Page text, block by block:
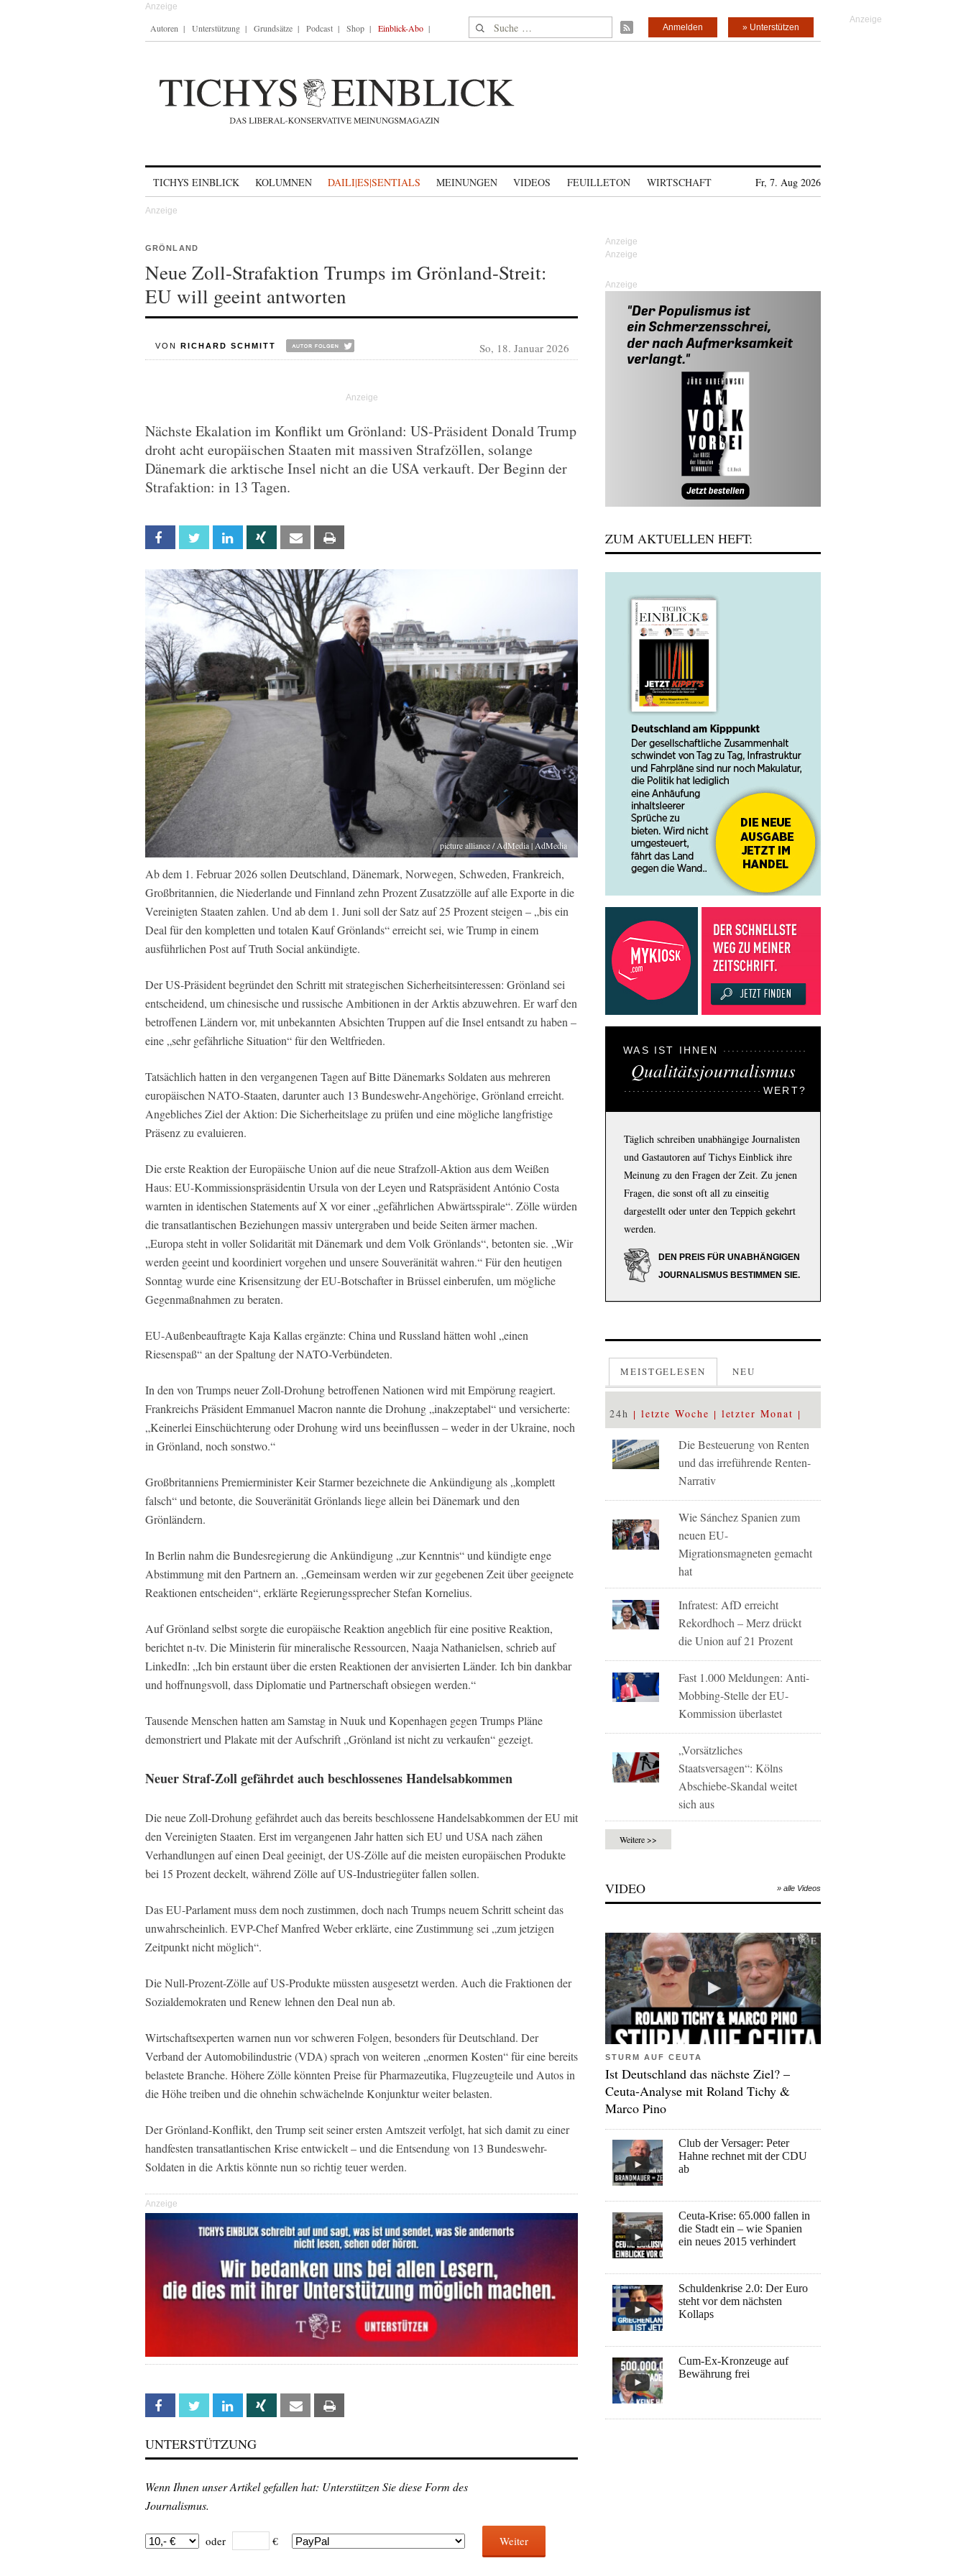
Autoren Unterstützung Grundsätze Podcast Shop Einblick-Abo Suche nach: » Unterstützen
Anmelden
TICHYS EINBLICK KOLUMNEN DAILI|ES|SENTIALS MEINUNGEN VIDEOS FEUILLETON WIRTSCHAFT Fr, 7. Aug 2026
GRÖNLAND
Neue Zoll-Strafaktion Trumps im Grönland-Streit:
EU will geeint antworten
VON RICHARD SCHMITT So, 18. Januar 2026
Nächste Ekalation im Konflikt um Grönland: US-Präsident Donald Trump
droht acht europäischen Staaten mit massiven Strafzöllen, solange
Dänemark die arktische Insel nicht an die USA verkauft. Der Beginn der
Strafaktion: in 13 Tagen.
Facebook Twitter Linkedin Xing Email
picture alliance / AdMedia | AdMedia
Ab dem 1. Februar 2026 sollen Deutschland, Dänemark, Norwegen, Schweden, Frankreich,
Großbritannien, die Niederlande und Finnland zehn Prozent Zusatzzölle auf alle Exporte in die
Vereinigten Staaten zahlen. Und ab dem 1. Juni soll der Satz auf 25 Prozent steigen – „bis ein
Deal für den kompletten und totalen Kauf Grönlands“ erreicht sei, wie Trump in einem
ausführlichen Post auf Truth Social ankündigte.
Der US-Präsident begründet den Schritt mit strategischen Sicherheitsinteressen: Grönland sei
entscheidend, um chinesische und russische Ambitionen in der Arktis abzuwehren. Er warf den
betroffenen Ländern vor, mit unbekannten Absichten Truppen auf die Insel entsandt zu haben –
eine „sehr gefährliche Situation“ für den Weltfrieden.
Tatsächlich hatten in den vergangenen Tagen auf Bitte Dänemarks Soldaten aus mehreren
europäischen NATO-Staaten, darunter auch 13 Bundeswehr-Angehörige, Grönland erreicht.
Angebliches Ziel der Aktion: Die Sicherheitslage zu prüfen und eine mögliche langfristige
Präsenz zu evaluieren.
Die erste Reaktion der Europäische Union auf die neue Strafzoll-Aktion aus dem Weißen
Haus: EU-Kommissionspräsidentin Ursula von der Leyen und Ratspräsident António Costa
warnten in identischen Statements auf X vor einer „gefährlichen Abwärtsspirale“. Zölle würden
die transatlantischen Beziehungen massiv untergraben und beide Seiten ärmer machen.
„Europa steht in voller Solidarität mit Dänemark und dem Volk Grönlands“, betonten sie. „Wir
werden geeint und koordiniert vorgehen und unsere Souveränität wahren.“ Für den heutigen
Sonntag wurde eine Krisensitzung der EU-Botschafter in Brüssel einberufen, um mögliche
Gegenmaßnahmen zu beraten.
EU-Außenbeauftragte Kaja Kallas ergänzte: China und Russland hätten wohl „einen
Riesenspaß“ an der Spaltung der NATO-Verbündeten.
In den von Trumps neuer Zoll-Drohung betroffenen Nationen wird mit Empörung reagiert.
Frankreichs Präsident Emmanuel Macron nannte die Drohung „inakzeptabel“ und versicherte:
„Keinerlei Einschüchterung oder Drohung wird uns beeinflussen – weder in der Ukraine, noch
in Grönland, noch sonstwo.“
Großbritanniens Premierminister Keir Starmer bezeichnete die Ankündigung als „komplett
falsch“ und betonte, die Souveränität Grönlands liege allein bei Dänemark und den
Grönländern.
In Berlin nahm die Bundesregierung die Ankündigung „zur Kenntnis“ und kündigte enge
Abstimmung mit den Partnern an. „Gemeinsam werden wir zur gegebenen Zeit über geeignete
Reaktionen entscheiden“, erklärte Regierungssprecher Stefan Kornelius.
Auf Grönland selbst sorgte die europäische Reaktion angeblich für eine positive Reaktion,
berichtet n-tv. Die Ministerin für mineralische Ressourcen, Naaja Nathanielsen, schrieb auf
LinkedIn: „Ich bin erstaunt über die ersten Reaktionen der anvisierten Länder. Ich bin dankbar
und hoffnungsvoll, dass Diplomatie und Partnerschaft obsiegen werden.“
Tausende Menschen hatten am Samstag in Nuuk und Kopenhagen gegen Trumps Pläne
demonstriert und Plakate mit der Aufschrift „Grönland ist nicht zu verkaufen“ gezeigt.
Neuer Straf-Zoll gefährdet auch beschlossenes Handelsabkommen
Die neue Zoll-Drohung gefährdet auch das bereits beschlossene Handelsabkommen der EU mit
den Vereinigten Staaten. Erst im vergangenen Jahr hatten sich EU und USA nach zähen
Verhandlungen auf einen Deal geeinigt, der US-Zölle auf die meisten europäischen Produkte
bei 15 Prozent deckelt, während Zölle auf US-Industriegüter fallen sollen.
Das EU-Parlament muss dem noch zustimmen, doch nach Trumps neuem Schritt scheint das
unwahrscheinlich. EVP-Chef Manfred Weber erklärte, eine Zustimmung sei „zum jetzigen
Zeitpunkt nicht möglich“.
Die Null-Prozent-Zölle auf US-Produkte müssten ausgesetzt werden. Auch die Fraktionen der
Sozialdemokraten und Renew lehnen den Deal nun ab.
Wirtschaftsexperten warnen nun vor schweren Folgen, besonders für Deutschland. Der
Verband der Automobilindustrie (VDA) sprach von weiteren „enormen Kosten“ für eine bereits
belastete Branche. Höhere Zölle könnten Preise für Pharmazeutika, Flugzeugteile und Autos in
die Höhe treiben und die ohnehin schwächelnde Konjunktur weiter belasten.
Der Grönland-Konflikt, den Trump seit seiner ersten Amtszeit verfolgt, hat sich damit zu einer
handfesten transatlantischen Krise entwickelt – und die Entsendung von 13 Bundeswehr-
Soldaten in die Arktis könnte nun so richtig teuer werden.
Anzeige
Facebook Twitter Linkedin Xing Email
UNTERSTÜTZUNG
Wenn Ihnen unser Artikel gefallen hat: Unterstützen Sie diese Form des
Journalismus.
oder € Weiter
Anzeige
ZUM AKTUELLEN HEFT:
WAS IST IHNEN
Qualitätsjournalismus
WERT?
Täglich schreiben unabhängige Journalisten
und Gastautoren auf Tichys Einblick ihre
Meinung zu den Fragen der Zeit. Zu jenen
Fragen, die sonst oft all zu einseitig
dargestellt oder unter den Teppich gekehrt
werden.
DEN PREIS FÜR UNABHÄNGIGEN
JOURNALISMUS BESTIMMEN SIE.
MEISTGELESEN NEU
24h letzte Woche letzter Monat
Die Besteuerung von Renten
und das irreführende Renten-
Narrativ
Wie Sánchez Spanien zum
neuen EU-
Migrationsmagneten gemacht
hat
Infratest: AfD erreicht
Rekordhoch – Merz drückt
die Union auf 21 Prozent
Fast 1.000 Meldungen: Anti-
Mobbing-Stelle der EU-
Kommission überlastet
„Vorsätzliches
Staatsversagen“: Kölns
Abschiebe-Skandal weitet
sich aus
Weitere >>
VIDEO » alle Videos
STURM AUF CEUTA
Ist Deutschland das nächste Ziel? –
Ceuta-Analyse mit Roland Tichy &
Marco Pino
Club der Versager: Peter
Hahne rechnet mit der CDU
ab
Ceuta-Krise: 65.000 fallen in
die Stadt ein – wie Spanien
ein neues 2015 verhindert
Schuldenkrise 2.0: Der Euro
steht vor dem nächsten
Kollaps
Cum-Ex-Kronzeuge auf
Bewährung frei